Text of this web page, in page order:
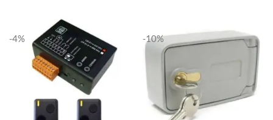
-4% -10%